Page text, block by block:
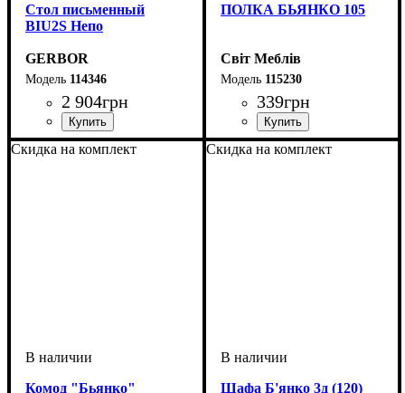
Стол письменный
BIU2S Непо
GERBOR
114346
2 904грн
ширина, мм: 1000
высота, мм: 755
глубина, мм: 590
ПОЛКА БЬЯНКО 105
Світ Меблів
115230
339грн
ширина, мм: 1050
высота, мм: 200
глубина, мм: 200
Скидка на комплект
Комод "Бьянко"
Скидка на комплект
Шафа Б'янко 3д (120)